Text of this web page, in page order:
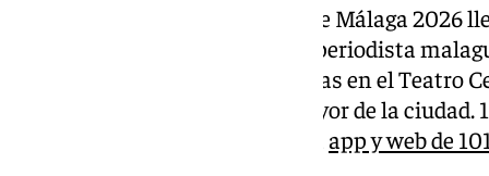
El pregón de la Semana Santa de Málaga 2026
Castillo como protagonista. El periodista
palabra a partir de las 18.30 horas en el Teatro
simbólicamente la Semana Mayor de la
app y web de